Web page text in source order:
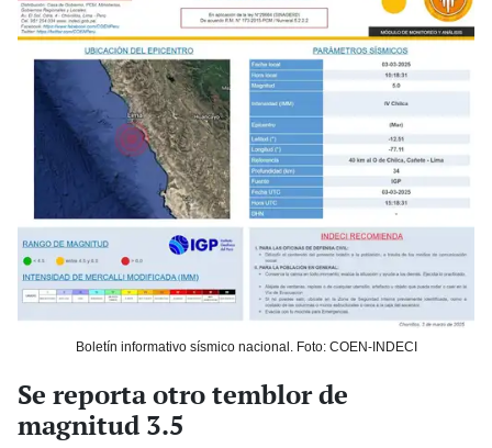
Boletín informativo sísmico nacional. Foto: COEN-INDECI
Se reporta otro temblor de
magnitud 3.5